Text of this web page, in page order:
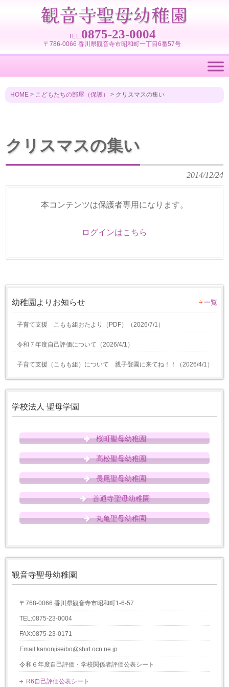
TEL:0875-23-0004
〒786-0066 香川県観音寺市昭和町一丁目6番57号
HOME > こどもたちの部屋（保護） > クリスマスの集い
クリスマスの集い
2014/12/24
本コンテンツは保護者専用になります。
ログインはこちら
幼稚園よりお知らせ 一覧
子育て支援 こもも組おたより（PDF） （2026/7/1 ）
令和７年度自己評価について （2026/4/1 ）
子育て支援（こもも組）について 親子登園に来てね！！ （2026/4/1 ）
学校法人 聖母学園
桜町聖母幼稚園
高松聖母幼稚園
長尾聖母幼稚園
善通寺聖母幼稚園
丸亀聖母幼稚園
観音寺聖母幼稚園
〒768-0066 香川県観音寺市昭和町1-6-57
TEL:0875-23-0004
FAX:0875-23-0171
Email:kanonjiseibo@shirt.ocn.ne.jp
令和６年度自己評価・学校関係者評価公表シート
R6自己評価公表シート